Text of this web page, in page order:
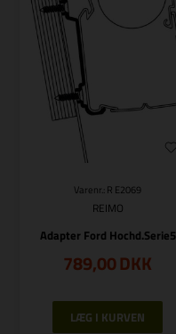
Varenr.: R E2069
REIMO
Adapter Ford Hochd.Serie5
789,00DKK